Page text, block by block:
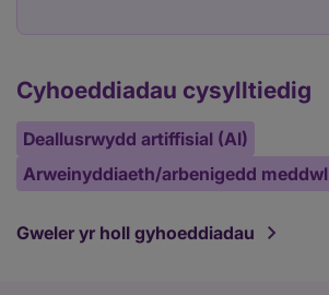
Cyhoeddiadau cysylltiedig
Deallusrwydd artiffisial (AI)
Arweinyddiaeth/arbenigedd meddwl
Gweler yr holl gyhoeddiadau